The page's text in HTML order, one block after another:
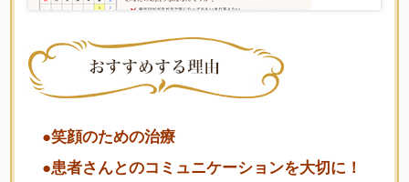
●笑顔のための治療
●患者さんとのコミュニケーションを大切に！